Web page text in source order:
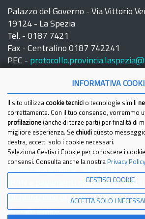
Palazzo del Governo - Via Vittorio
19124 - La Spezia
Tel. - 0187 7421
Fax - Centralino 0187 742241
PEC -
IBAN e pagamenti informatici
Dichiarazione di Accessibilita'
Privacy Policy
INFORMATIVA
Il sito utilizza cookie tecnici o tecnologie simili
correttamente. Con il tuo consenso, vorremmo
profilazione (anche di terze parti) per finalità di
migliore esperienza. Se chiudi questo
destra, accetti solo i cookie necessari.
Seleziona Gestisci Cookie per conoscere i
consensi. Consulta anche la nostra Privacy Policy
GESTISCI COOKIE
ACCETTA SOLO I